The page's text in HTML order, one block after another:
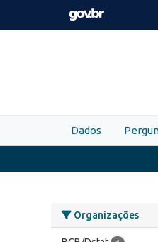
Skip to main content
Dados
Organizações